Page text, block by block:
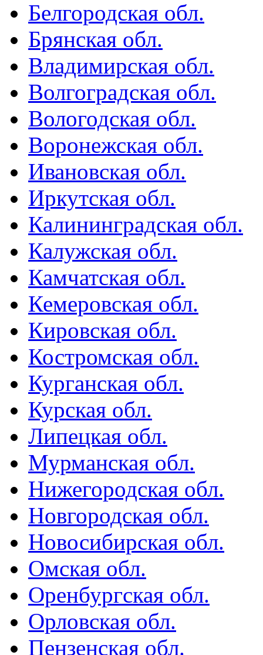
Белгородская обл.
Брянская обл.
Владимирская обл.
Волгоградская обл.
Вологодская обл.
Воронежская обл.
Ивановская обл.
Иркутская обл.
Калининградская обл.
Калужская обл.
Камчатская обл.
Кемеровская обл.
Кировская обл.
Костромская обл.
Курганская обл.
Курская обл.
Липецкая обл.
Мурманская обл.
Нижегородская обл.
Новгородская обл.
Новосибирская обл.
Омская обл.
Оренбургская обл.
Орловская обл.
Пензенская обл.